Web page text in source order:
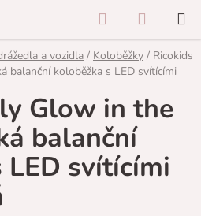
Hledat
a vozidla / Koloběžky / Ricokids
balanční koloběžka s LED svítícími
Glow in the
balanční
LED svítícími